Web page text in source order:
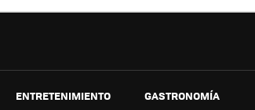
ENTRETENIMIENTO GASTRONOMÍA